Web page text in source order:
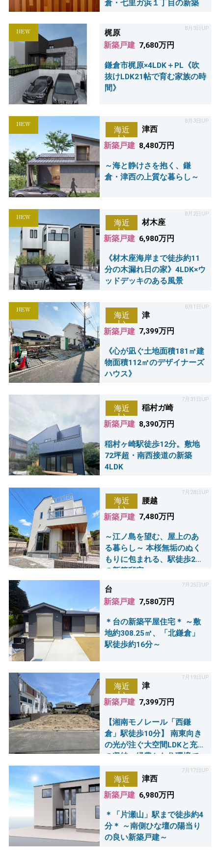
倉・七里ガ浜１丁目の新築
NEW 8月3日UP
梶原
新築戸建 7,680万円
鎌倉市梶原×4LDK＋PL《吹
抜けLDK21帖で育む家族の時
間》
NEW 8月3日UP
海近
い
津西
新築戸建 8,480万円
～海と静けさを抱く、鎌
倉・津西の上質な暮らし～
NEW 8月2日UP
海近
い
材木座
新築戸建 6,980万円
《材木座海岸まで徒歩約11
分の木漏れ日の家》4LDK×ウ
ッドデッキのある風景
NEW 8月1日UP
海近
い
津
新築戸建 7,399万円
《心が凪ぐ土地面積181㎡建
物面積112㎡のデザイナーズ
ハウス》
7月31日UP
海近
い
稲村ガ崎
新築戸建 8,390万円
稲村ヶ崎駅徒歩12分。敷地
72坪超・南西接道の新築
4LDK
7月28日UP
海近
い
腰越
新築戸建 7,480万円
～江ノ島を望む、屋上のあ
る暮らし～ 本桜無垢のぬく
もりに包まれる、駅徒歩2分
の新築邸宅。
7月25日UP
台
新築戸建 7,580万円
＊台の新築平屋住宅＊ ～敷
地約308.25㎡、「北鎌倉」
駅徒歩約16分～
7月19日UP
海近
い
津
新築戸建 7,399万円
【湘南モノレール「西鎌
倉」駅徒歩10分】 南東向き
の光が注ぐ大空間LDKと充実
の収納。緑豊かな住環境で
家族の時間を育む新築戸建
7月17日UP
海近
い
津西
新築戸建 6,980万円
＊「片瀬山」駅まで徒歩約4
分＊ ～南側ひな壇の陽当り
の良い新築戸建～